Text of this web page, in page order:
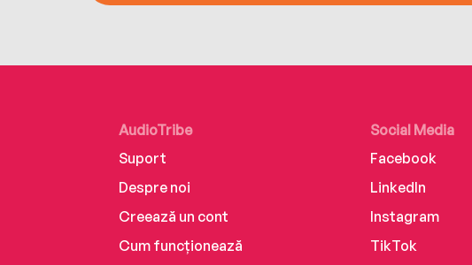
AudioTribe
Suport
Despre noi
Creează un cont
Cum funcționează
Social Media
Facebook
LinkedIn
Instagram
TikTok